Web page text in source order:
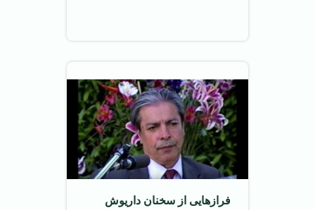
فرازهایی از سخنان داریوش